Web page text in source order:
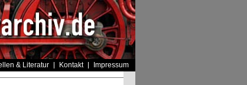
& Literatur Kontakt Impressum